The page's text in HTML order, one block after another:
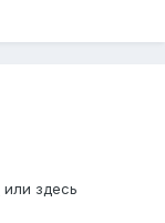
или здесь